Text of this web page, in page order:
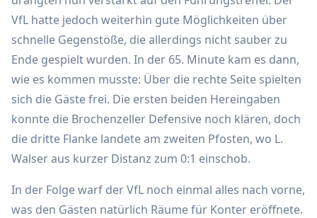
VfL hatte jedoch weiterhin gute Möglichkeiten über
schnelle Gegenstöße, die allerdings nicht sauber zu
Ende gespielt wurden. In der 65. Minute kam es dann,
wie es kommen musste: Über die rechte Seite spielten
sich die Gäste frei. Die ersten beiden Hereingaben
konnte die Brochenzeller Defensive noch klären, doch
die dritte Flanke landete am zweiten Pfosten, wo L.
Walser aus kurzer Distanz zum 0:1 einschob.
In der Folge warf der VfL noch einmal alles nach vorne,
was den Gästen natürlich Räume für Konter eröffnete.